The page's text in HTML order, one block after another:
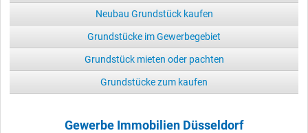
Neubau Grundstück kaufen
Grundstücke im Gewerbegebiet
Grundstück mieten oder pachten
Grundstücke zum kaufen
Gewerbe Immobilien Düsseldorf